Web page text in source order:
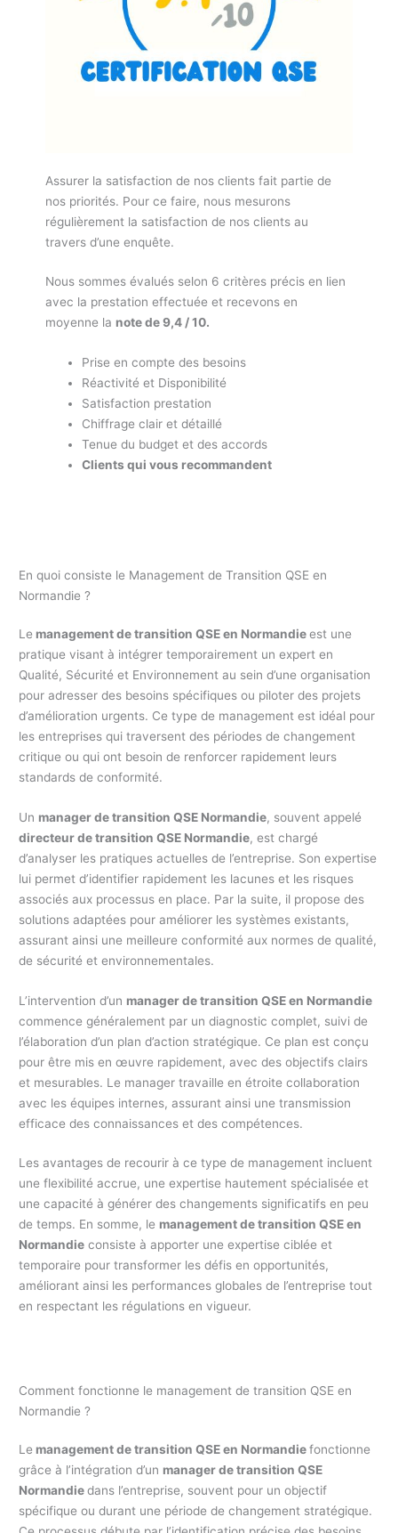
Assurer la satisfaction de nos clients fait partie de
nos priorités. Pour ce faire, nous mesurons
régulièrement la satisfaction de nos clients au
travers d’une enquête.
Nous sommes évalués selon 6 critères précis en lien
avec la prestation effectuée et recevons en
moyenne la note de 9,4 / 10.
Prise en compte des besoins
Réactivité et Disponibilité
Satisfaction prestation
Chiffrage clair et détaillé
Tenue du budget et des accords
Clients qui vous recommandent
En quoi consiste le Management de Transition QSE en
Normandie ?
Le management de transition QSE en Normandieest une
pratique visant à intégrer temporairement un expert en
Qualité, Sécurité et Environnement au sein d’une organisation
pour adresser des besoins spécifiques ou piloter des projets
d’amélioration urgents. Ce type de management est idéal pour
les entreprises qui traversent des périodes de changement
critique ou qui ont besoin de renforcer rapidement leurs
standards de conformité.
Un manager de transition QSE Normandie, souvent appelé
directeur de transition QSE Normandie, est chargé
d’analyser les pratiques actuelles de l’entreprise. Son expertise
lui permet d’identifier rapidement les lacunes et les risques
associés aux processus en place. Par la suite, il propose des
solutions adaptées pour améliorer les systèmes existants,
assurant ainsi une meilleure conformité aux normes de qualité,
de sécurité et environnementales.
L’intervention d’un manager de transition QSE en Normandie
commence généralement par un diagnostic complet, suivi de
l’élaboration d’un plan d’action stratégique. Ce plan est conçu
pour être mis en œuvre rapidement, avec des objectifs clairs
et mesurables. Le manager travaille en étroite collaboration
avec les équipes internes, assurant ainsi une transmission
efficace des connaissances et des compétences.
Les avantages de recourir à ce type de management incluent
une flexibilité accrue, une expertise hautement spécialisée et
une capacité à générer des changements significatifs en peu
de temps. En somme, le management de transition QSE en
Normandie consiste à apporter une expertise ciblée et
temporaire pour transformer les défis en opportunités,
améliorant ainsi les performances globales de l’entreprise tout
en respectant les régulations en vigueur.
Comment fonctionne le management de transition QSE en
Normandie ?
Le management de transition QSE en Normandiefonctionne
grâce à l’intégration d’un manager de transition QSE
Normandiedans l’entreprise, souvent pour un objectif
spécifique ou durant une période de changement stratégique.